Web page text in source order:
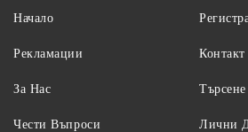
Начало
Рекламации
За Нас
Чести Въпроси
Контакт
Търсене
Лични